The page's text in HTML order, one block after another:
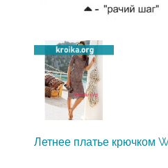
Летнее платье крючком